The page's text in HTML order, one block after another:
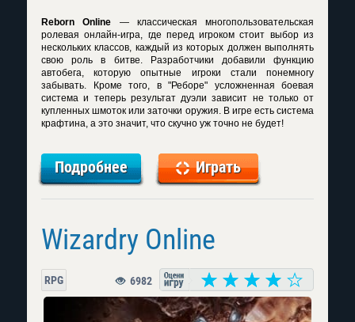
Reborn Online — классическая многопользовательская
ролевая онлайн-игра, где перед игроком стоит выбор из
нескольких классов, каждый из которых должен выполнять
свою роль в битве. Разработчики добавили функцию
автобега, которую опытные игроки стали понемногу
забывать. Кроме того, в "Реборе" усложненная боевая
система и теперь результат дуэли зависит не только от
купленных шмоток или заточки оружия. В игре есть система
крафтина, а это значит, что скучно уж точно не будет!
Подробнее Играть
Wizardry Online
RPG 6982